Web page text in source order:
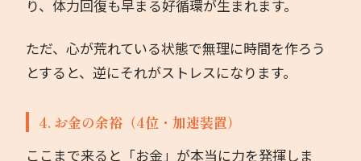
り、体力回復も早まる好循環が生まれます。
ただ、心が荒れている状態で無理に時間を作ろう
とすると、逆にそれがストレスになります。
4. お金の余裕（4位・加速装置）
ここまで来ると「お金」が本当に力を発揮しま